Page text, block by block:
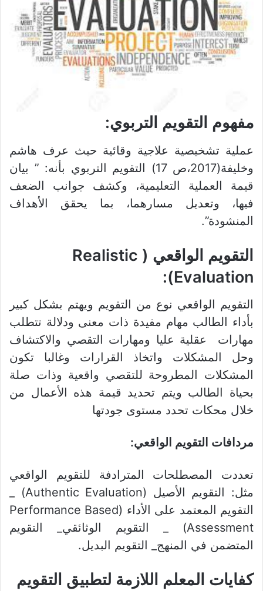
مفهوم التقويم التربوي:
عملية تشخيصية علاجية وقائية حيث عرف هاشم
وخليفة(2017،ص 17) التقويم التربوي بأنه: ” بيان
قيمة العملية التعليمية، وكشف جوانب الضعف
فيها، وتعديل مسارهما، بما يحقق الأهداف
المنشودة”.
التقويم الواقعي ( Realistic
Evaluation):
التقويم الواقعي نوع من التقويم ويهتم بشكل كبير
بأداء الطالب مهام مفيدة ذات معنى ودلالة تتطلب
مهارات عقلية عليا ومهارات التقصي والاكتشاف
وحل المشكلات واتخاذ القرارات وغالبا تكون
المشكلات المطروحة للتقصي واقعية وذات صلة
بحياة الطالب ويتم تحديد قيمة هذه الأعمال من
خلال محكات تحدد مستوى جودتها
مردافات التقويم الواقعي:
تعددت المصطلحات المترادفة للتقويم الواقعي
مثل: التقويم الأصيل (Authentic Evaluation) _
التقويم المعتمد على الأداء (Performance Based
Assessment) _ التقويم الوثائقي_ التقويم
المتضمن في المنهج_ التقويم البديل.
كفايات المعلم اللازمة لتطبيق التقويم